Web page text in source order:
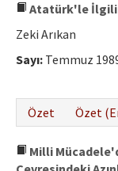
Atatürk'le İlgili
Zeki Arıkan
Sayı: Temmuz
Özet
Özet
Milli